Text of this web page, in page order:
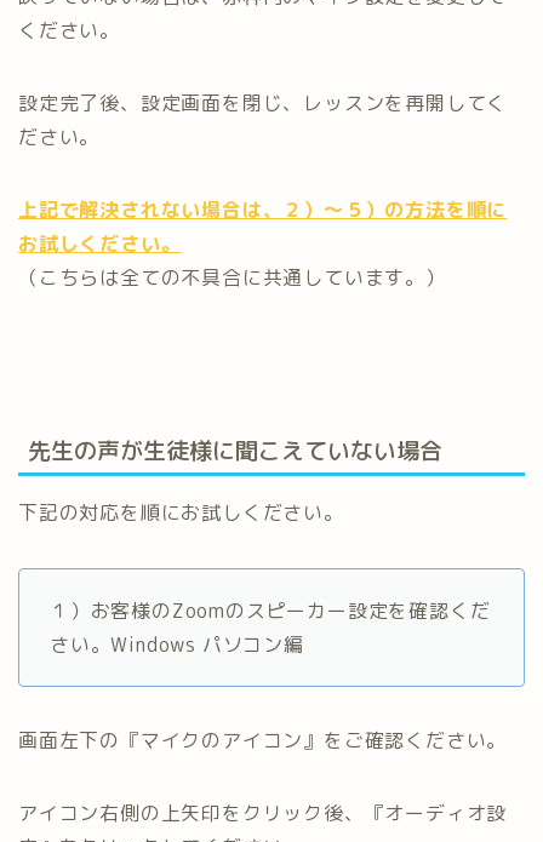
ください。
設定完了後、設定画面を閉じ、レッスンを再開してく
ださい。
上記で解決されない場合は、２）～５）の方法を順に
お試しください。
（こちらは全ての不具合に共通しています。）
先生の声が生徒様に聞こえていない場合
下記の対応を順にお試しください。
１）お客様のZoomのスピーカー設定を確認くだ
さい。Windows パソコン編
画面左下の『マイクのアイコン』をご確認ください。
アイコン右側の上矢印をクリック後、『オーディオ設